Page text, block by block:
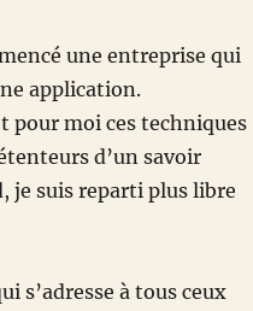
une entreprise qui
application.
pour moi ces techniques
d’un savoir
je suis reparti plus libre
s’adresse à tous ceux